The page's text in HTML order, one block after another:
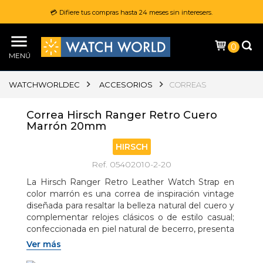
💳 Difiere tus compras hasta 24 meses sin interesers.
MENÚ
0
WATCHWORLDEC ACCESORIOS CORREAS
Correa Hirsch Ranger Retro Cuero
Marrón 20mm
HIRSCH
Ref. 05402010-2-20
La Hirsch Ranger Retro Leather Watch Strap en
color marrón es una correa de inspiración vintage
diseñada para resaltar la belleza natural del cuero y
complementar relojes clásicos o de estilo casual;
confeccionada en piel natural de becerro, presenta
una estética minimalista que permite apreciar las
texturas y tonalidades auténticas del material,
Ver más